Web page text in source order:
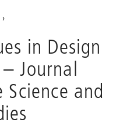
in Design
Journal
and